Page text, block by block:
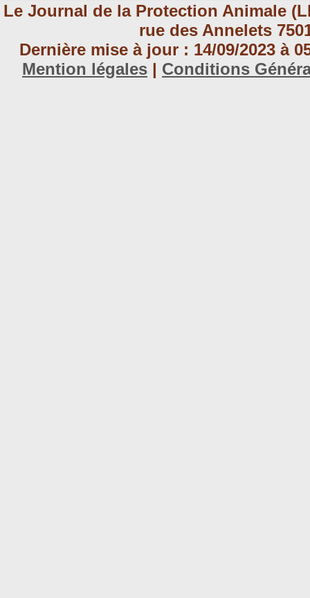
Le Journal de la Protection Animale
rue des Annelets
Dernière mise à jour : 14/09/2023 à
Mention légales | Conditions